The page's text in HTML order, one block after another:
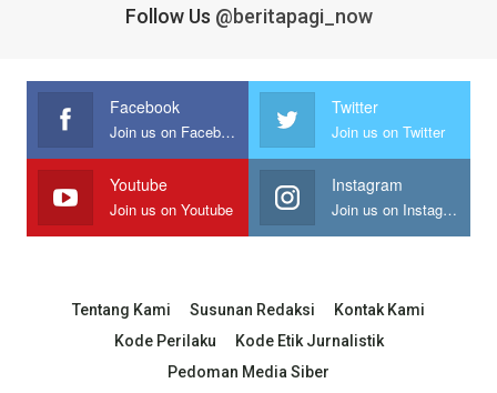
Follow Us @beritapagi_now
Facebook
Join us on Facebook
Twitter
Join us on Twitter
Youtube
Join us on Youtube
Instagram
Join us on Instagram
Tentang Kami Susunan Redaksi
Kontak Kami
Kode Perilaku
Kode Etik Jurnalistik
Pedoman Media Siber